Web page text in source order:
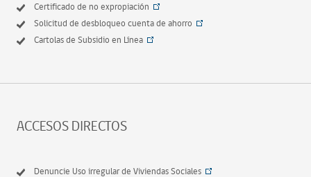
Certificado de no expropiación
Solicitud de desbloqueo cuenta de ahorro
Cartolas de Subsidio en Línea
ACCESOS DIRECTOS
Denuncie Uso irregular de Viviendas Sociales